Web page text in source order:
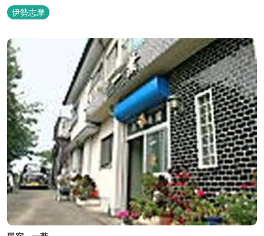
幸をふんだんに使用する荒磯焼、活造会席、伊勢海老残酷鍋会席、
松茸料理（秋）等グルメ志向の方に好評です。夏には野外バーベキ
ューも毎晩行ないます。
伊勢志摩